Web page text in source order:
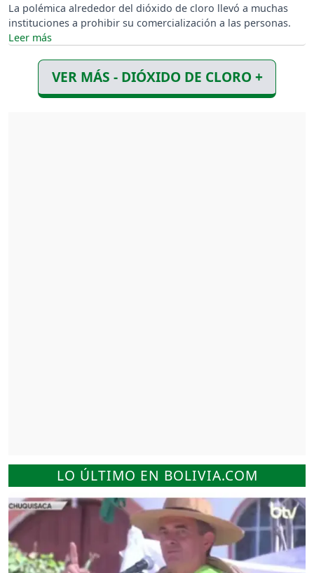
La polémica alrededor del dióxido de cloro llevó a muchas
instituciones a prohibir su comercialización a las personas.
VER MÁS - DIÓXIDO DE CLORO +
LO ÚLTIMO EN BOLIVIA.COM